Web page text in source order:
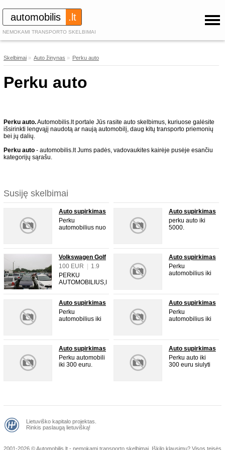
automobilis .lt
NEMOKAMI TRANSPORTO SKELBIMAI
Skelbimai » Auto žinynas » Perku auto
Perku auto
Perku auto.Automobilis.lt portale Jūs rasite auto skelbimus, kuriuose galėsite
išsirinkti lengvąjį naudotą ar naują automobilį, daug kitų transporto priemonių
bei jų dalių.
Perku auto - automobilis.lt Jums padės, vadovaukites kairėje pusėje esančiu
kategorijų sąrašu.
Susiję skelbimai
Auto supirkimas
Perku
automobilius nuo
apziuros gali buti
nevazuojantis.
Volkswagen Golf
1998 m.,
Hečbekas
100 EUR
1.9
litr.
PERKU
AUTOMOBILIUS,BET
SIŪLYKIT
ĮVAIRIUS
VARIANTUS.
Auto supirkimas
Perku
automobilius iki
toliau.
Auto supirkimas
Perku automobili
iki 300 euru.
Auto supirkimas
perku auto iki
5000.
Auto supirkimas
Perku
automobilius iki
vaziuoju ir i kitus
miestus.
Auto supirkimas
Perku
automobilius iki
koki
varyjanta.vaziuoju
i visus miestus.
Auto supirkimas
Perku auto iki
300 euru siulyti
Lietuviško kapitalo projektas.
Rinkis paslaugą lietuvišką!
2001-2026 © Automobilis.lt - nemokami transporto skelbimai. Iškilo klausimų? Visos teisės